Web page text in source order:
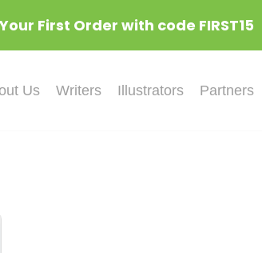
First Order with code FIRST15
Us Writers Illustrators Partners